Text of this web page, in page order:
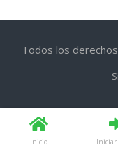
Inicio Iniciar
Todos los